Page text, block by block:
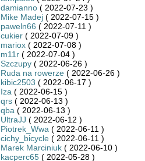
damianno( 2022-07-23 )
Mike Madej( 2022-07-15 )
paweln66 ( 2022-07-11 )
cukier( 2022-07-09 )
mariox( 2022-07-08 )
m11r( 2022-07-04 )
Szczupy( 2022-06-26 )
Ruda na rowerze( 2022-06-26 )
kibic2503 ( 2022-06-17 )
Iza ( 2022-06-15 )
qrs( 2022-06-13 )
qba ( 2022-06-13 )
UltraJJ ( 2022-06-12 )
Piotrek_Wwa ( 2022-06-11 )
cichy_bicycle( 2022-06-11 )
Marek Marciniuk( 2022-06-10 )
kacperc65( 2022-05-28 )